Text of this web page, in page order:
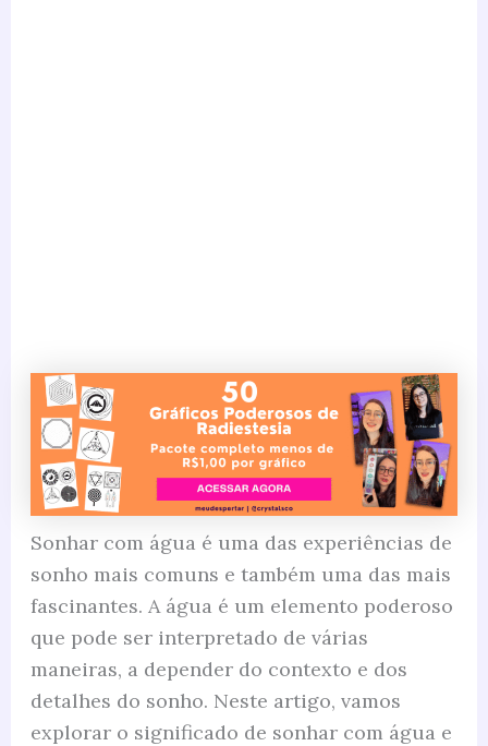
Sonhar com água é uma das experiências de
sonho mais comuns e também uma das mais
fascinantes. A água é um elemento poderoso
que pode ser interpretado de várias
maneiras, a depender do contexto e dos
detalhes do sonho. Neste artigo, vamos
explorar o significado de sonhar com água e